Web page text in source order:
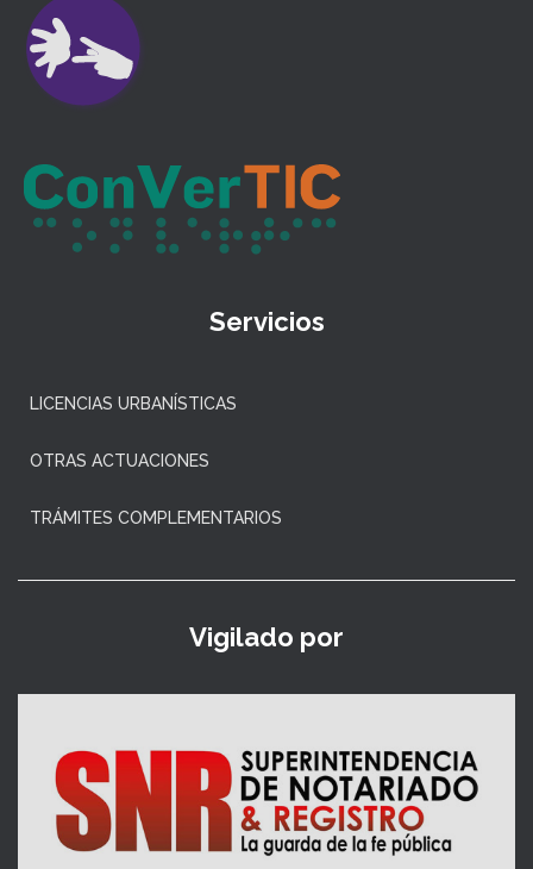
Servicios
LICENCIAS URBANÍSTICAS
OTRAS ACTUACIONES
TRÁMITES COMPLEMENTARIOS
Vigilado por